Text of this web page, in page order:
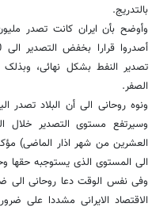
بالتدریج.
وأوضح بأن ایران کانت تصدر
تصدیر النفط بشکل نهائی،
الصفر.
ونوه روحانی الی أن البلاد تصدر
وسیرتفع مستوی التصدیر خلال
العشرین من شهر اذار الماضی)
الی المستوی الذی یستوجبه حقها
وفی نفس الوقت دعا روحانی الی
الاقتصاد الایرانی مشددا علی